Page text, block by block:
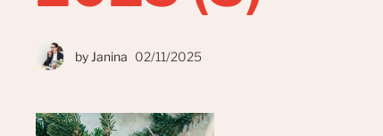
by Janina 02/11/2025